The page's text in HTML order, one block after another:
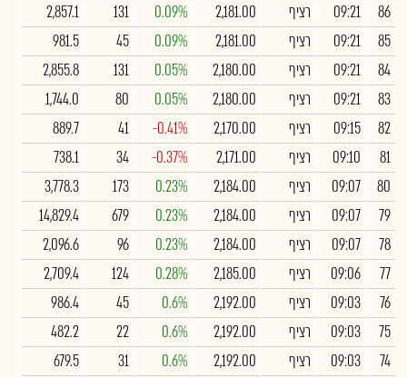
86
09:21 רציף 2,181.00
0.09%
131
2,857.1
85
09:21 רציף 2,181.00
0.09%
45
981.5
84
09:21 רציף 2,180.00
0.05%
131
2,855.8
83
09:21 רציף 2,180.00
0.05%
80
1,744.0
82
09:15 רציף 2,170.00
-0.41%
41
889.7
81
09:10 רציף 2,171.00
-0.37%
34
738.1
80
09:07 רציף 2,184.00
0.23%
173
3,778.3
79
09:07 רציף 2,184.00
0.23%
679
14,829.4
78
09:07 רציף 2,184.00
0.23%
96
2,096.6
77
09:06 רציף 2,185.00
0.28%
124
2,709.4
76
09:03 רציף 2,192.00
0.6%
45
986.4
75
09:03 רציף 2,192.00
0.6%
22
482.2
74
09:03 רציף 2,192.00
0.6%
31
679.5